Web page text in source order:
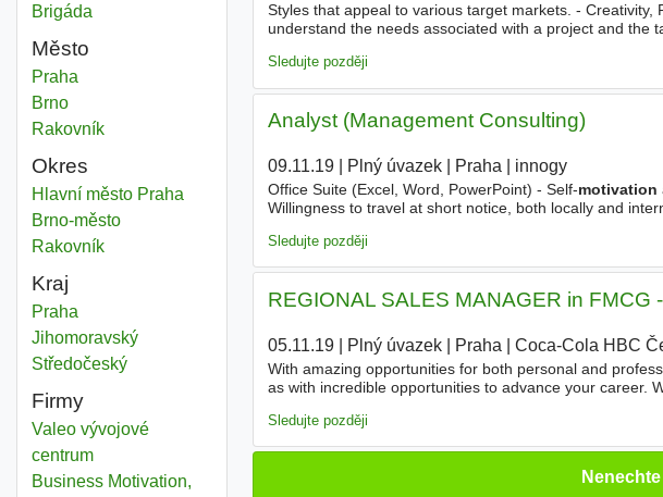
Brigáda
Město
Motivation
Praha
Motivation
Brno
Motivation
Rakovník
Okres
Motivation
Hlavní město Praha
Motivation
Brno-městoOkres
Motivation
RakovníkOkres
Kraj
Motivation
Praha
Motivation
JihomoravskýKraj
Motivation
StředočeskýKraj
Firmy
Valeo vývojové
centrum
Business Motivation,
Styles that appeal to various target markets. - Creativity,
understand the needs associated with a project and the
Sledujte později
Analyst (Management Consulting)
09.11.19| Plný úvazek| Praha innogy|
Office Suite (Excel, Word, PowerPoint) - Self-motivation
Willingness to travel at short notice, both locally and
Sledujte později
REGIONAL SALES MANAGER in FMCG
05.11.19| Plný úvazek| Praha Coca-Cola HBC
With amazing opportunities for both personal and
as with incredible opportunities to advance your career.
Sledujte později